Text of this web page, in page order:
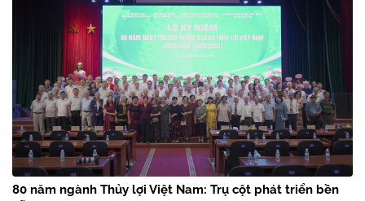
80 năm ngành Thủy lợi Việt Nam: Trụ cột phát triển bền